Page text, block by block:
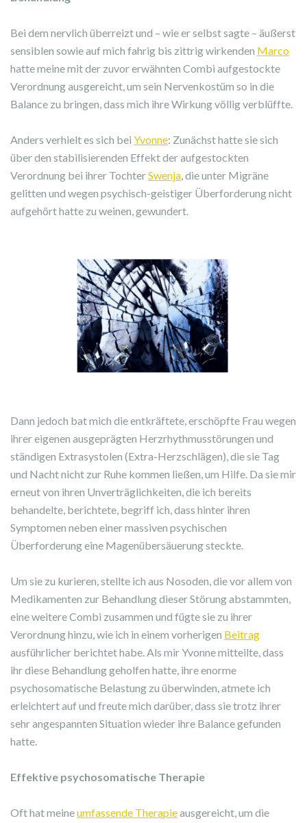
Bei dem nervlich überreizt und – wie er selbst sagte – äußerst
sensiblen sowie auf mich fahrig bis zittrig wirkenden Marco
hatte meine mit der zuvor erwähnten Combi aufgestockte
Verordnung ausgereicht, um sein Nervenkostüm so in die
Balance zu bringen, dass mich ihre Wirkung völlig verblüffte.
Anders verhielt es sich bei Yvonne: Zunächst hatte sie sich
über den stabilisierenden Effekt der aufgestockten
Verordnung bei ihrer TochterSwenja, die unter Migräne
gelitten und wegen psychisch-geistiger Überforderung nicht
aufgehört hatte zu weinen, gewundert.
Dann jedoch bat mich die entkräftete, erschöpfte Frau wegen
ihrer eigenen ausgeprägten Herzrhythmusstörungen und
ständigen Extrasystolen (Extra-Herzschlägen), die sie Tag
und Nacht nicht zur Ruhe kommen ließen, um Hilfe. Da sie mir
erneut von ihren Unverträglichkeiten, die ich bereits
behandelte, berichtete, begriff ich, dass hinter ihren
Symptomen neben einer massiven psychischen
Überforderung eine Magenübersäuerung steckte.
Um sie zu kurieren, stellte ich aus Nosoden, die vor allem von
Medikamenten zur Behandlung dieser Störung abstammten,
eine weitere Combi zusammen und fügte sie zu ihrer
Verordnung hinzu, wie ich in einem vorherigen Beitrag
ausführlicher berichtet habe. Als mir Yvonne mitteilte, dass
ihr diese Behandlung geholfen hatte, ihre enorme
psychosomatische Belastung zu überwinden, atmete ich
erleichtert auf und freute mich darüber, dass sie trotz ihrer
sehr angespannten Situation wieder ihre Balance gefunden
hatte.
Effektive psychosomatische Therapie
Oft hat meineumfassende Therapieausgereicht, um die